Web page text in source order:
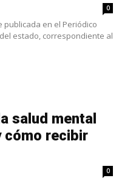
0
en el Periódico
estado, correspondiente al
salud mental
cómo recibir
0